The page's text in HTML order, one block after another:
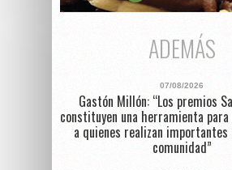
ADEMÁS
07/08/2026
Gastón Millón: “Los premios
constituyen una herramienta
a quienes realizan
comunidad”